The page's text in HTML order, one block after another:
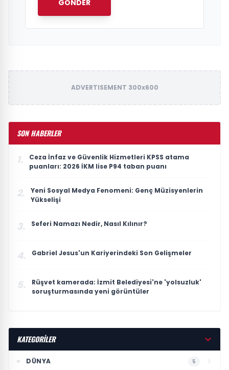
GÖNDER
ADVERTISEMENT 300x600
SON HABERLER
1.
Ceza İnfaz ve Güvenlik Hizmetleri KPSS atama
puanları: 2026 İKM lise P94 taban puanı
2.
Yeni Sosyal Medya Fenomeni: Genç Müzisyenlerin
Yükselişi
3. Seferi Namazı Nedir, Nasıl Kılınır?
4. Gabriel Jesus'un Kariyerindeki Son Gelişmeler
5.
Rüşvet kamerada: İzmit Belediyesi'ne 'yolsuzluk'
soruşturmasında yeni görüntüler
KATEGORİLER
DÜNYA 5